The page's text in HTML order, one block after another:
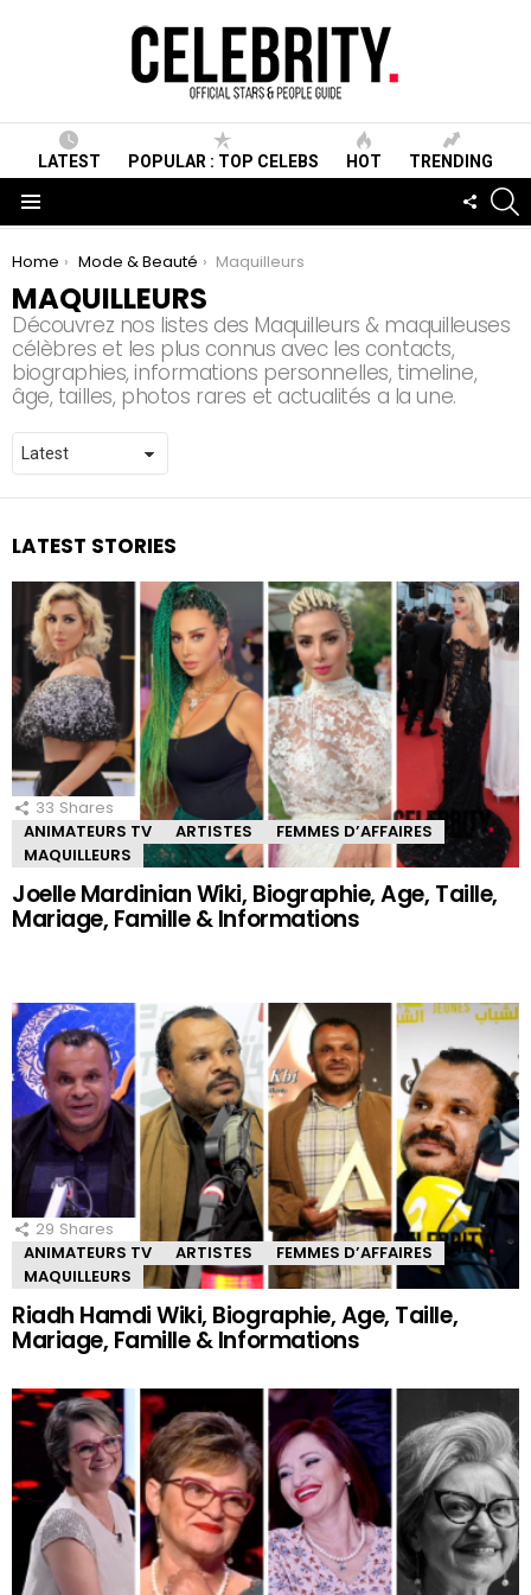
LATEST POPULAR : TOP CELEBS HOT TRENDING
You are here:
Home Mode & Beauté Maquilleurs
MAQUILLEURS
Découvrez nos listes des Maquilleurs & maquilleuses
célèbres et les plus connus avec les contacts,
biographies, informations personnelles, timeline,
âge, tailles, photos rares et actualités a la une.
LATEST STORIES
33 Shares
ANIMATEURS TV
ARTISTES
FEMMES D’AFFAIRES
MAQUILLEURS
Joelle Mardinian Wiki, Biographie, Age, Taille,
Mariage, Famille & Informations
29 Shares
ANIMATEURS TV
ARTISTES
FEMMES D’AFFAIRES
MAQUILLEURS
Riadh Hamdi Wiki, Biographie, Age, Taille,
Mariage, Famille & Informations